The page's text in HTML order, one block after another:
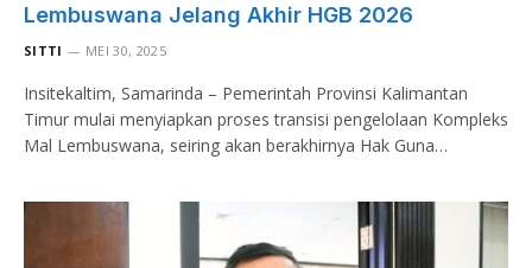
Lembuswana Jelang Akhir HGB 2026
SITTI MEI 30, 2025
Insitekaltim, Samarinda – Pemerintah Provinsi Kalimantan
Timur mulai menyiapkan proses transisi pengelolaan Kompleks
Mal Lembuswana, seiring akan berakhirnya Hak Guna…